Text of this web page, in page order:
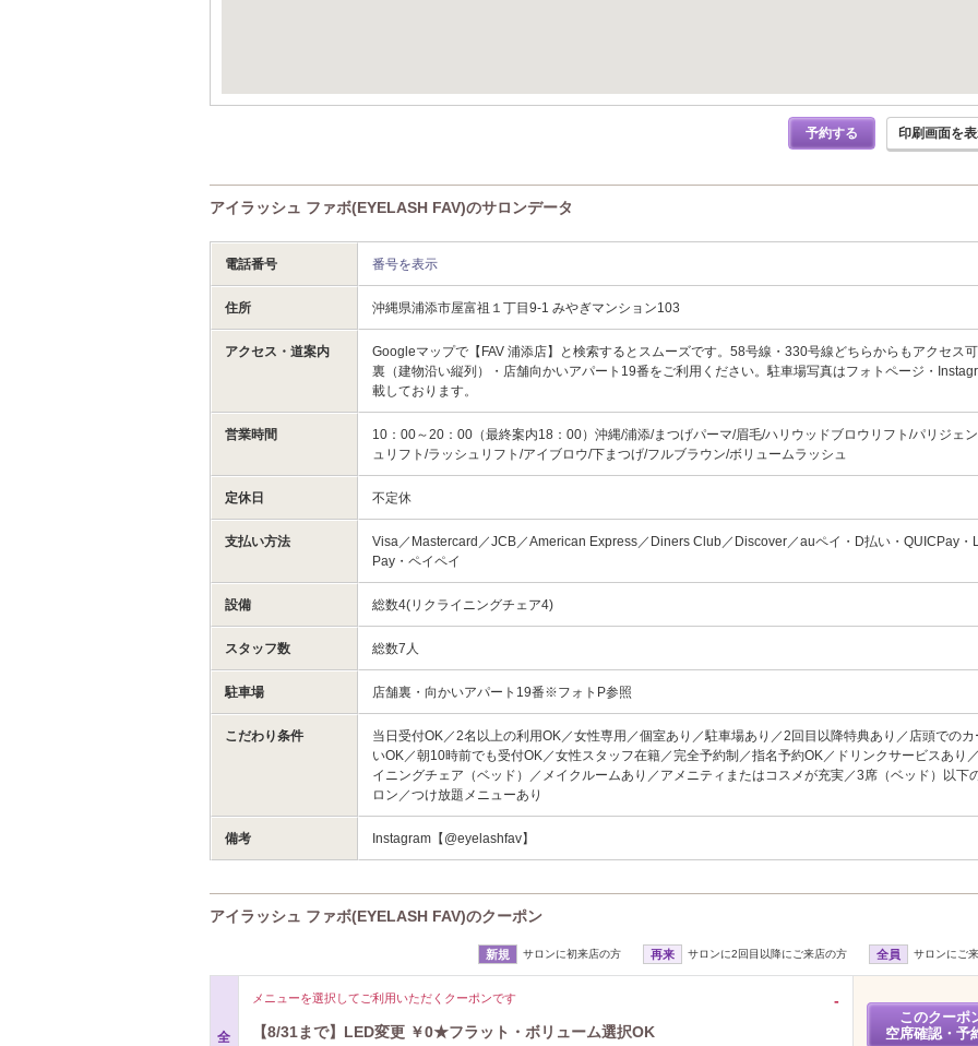
予約する 印刷画面を
アイラッシュ ファボ(EYELASH FAV)のサロンデータ
電話番号 番号を表示
住所 沖縄県浦添市屋富祖１丁目9-1 みやぎマンション103
アクセス・道案内
Googleマップで【FAV 浦添店】と検索するとスムーズです。58号線・330号線どちらからもアクセス
裏（建物沿い縦列）・店舗向かいアパート19番をご利用ください。駐車場写真はフォトページ・
載しております。
営業時間
10：00～20：00（最終案内18：00）沖縄/浦添/まつげパーマ/眉毛/ハリウッドブロウリフト/パリジェ
ュリフト/ラッシュリフト/アイブロウ/下まつげ/フルブラウン/ボリュームラッシュ
定休日 不定休
支払い方法
Visa／Mastercard／JCB／American Express／Diners Club／Discover／auペイ・D払い・QUICPay・
Pay・ペイペイ
設備 総数4(リクライニングチェア4)
スタッフ数 総数7人
駐車場 店舗裏・向かいアパート19番※フォトP参照
こだわり条件
当日受付OK／2名以上の利用OK／女性専用／個室あり／駐車場あり／2回目以降特典あり／店頭での
いOK／朝10時前でも受付OK／女性スタッフ在籍／完全予約制／指名予約OK／ドリンクサービスあり
イニングチェア（ベッド）／メイクルームあり／アメニティまたはコスメが充実／3席（ベッド）以下
ロン／つけ放題メニューあり
備考 Instagram【@eyelashfav】
アイラッシュ ファボ(EYELASH FAV)のクーポン
新規 サロンに初来店の方 再来 サロンに2回目以降にご来店の方 全員 サロンにご
全
メニューを選択してご利用いただくクーポンです
‐
【8/31まで】LED変更 ￥0★フラット・ボリューム選択OK
このクーポ
空席確認・予